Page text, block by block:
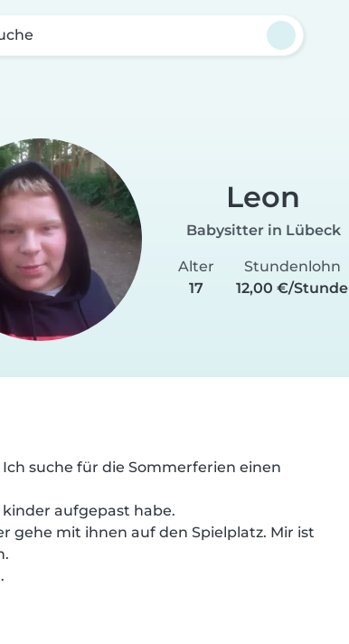
Leon
Babysitter in Lübeck
Alter
17
Stundenlohn
12,00 €/Stunde
suche für die Sommerferien einen
aufgepast habe.
gehe mit ihnen auf den Spielplatz. Mir ist